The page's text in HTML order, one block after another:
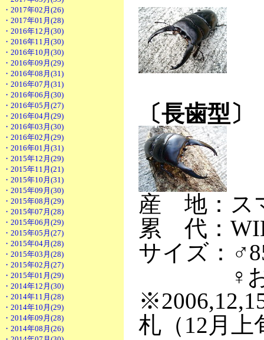
・2017年02月(26)
・2017年01月(28)
・2016年12月(30)
・2016年11月(30)
・2016年10月(30)
・2016年09月(29)
・2016年08月(31)
・2016年07月(31)
・2016年06月(30)
・2016年05月(27)
・2016年04月(29)
・2016年03月(30)
・2016年02月(29)
・2016年01月(31)
・2015年12月(29)
・2015年11月(21)
・2015年10月(31)
・2015年09月(30)
・2015年08月(29)
・2015年07月(28)
・2015年06月(29)
・2015年05月(27)
・2015年04月(28)
・2015年03月(28)
・2015年02月(27)
・2015年01月(29)
・2014年12月(30)
・2014年11月(28)
・2014年10月(29)
・2014年09月(28)
・2014年08月(26)
〔長歯型〕
産 地：ス
累 代：
サイズ：
♀お
札（12月上